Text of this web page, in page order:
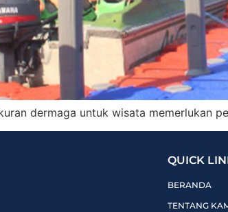
dermaga untuk wisata memerlukan
QUICK
BERANDA
TENTANG